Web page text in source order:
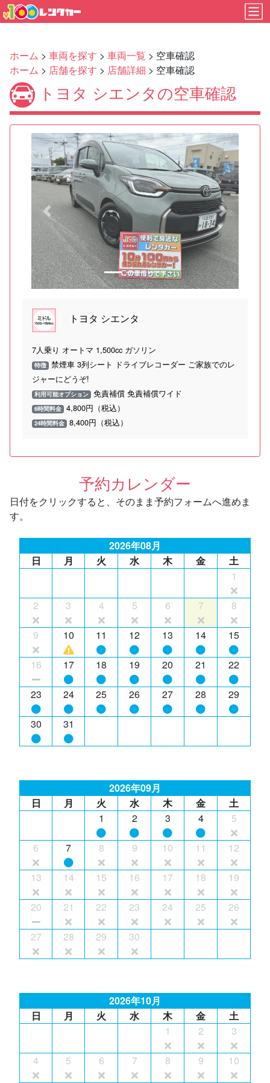
ホーム > 車両を探す > 車両一覧 > 空車確認
ホーム > 店舗を探す > 店舗詳細 > 空車確認
トヨタ シエンタの空車確認
Previous Next
トヨタ シエンタ
7人乗り オートマ 1,500cc ガソリン
特徴 禁煙車 3列シート ドライブレコーダー ご家族でのレ
ジャーにどうぞ!
利用可能オプション 免責補償 免責補償ワイド
6時間料金 4,800円（税込）
24時間料金 8,400円（税込）
予約カレンダー
日付をクリックすると、そのまま予約フォームへ進めま
す。
2026年08月
日
月 火 水 木 金
土
1
2 3 4 5 6 7 8
9 10 11 12 13 14 15
16 17 18 19 20 21 22
23 24 25 26 27 28 29
30 31
2026年09月
日
月 火 水 木 金
土
1
2 3 4 5
6 7 8 9 10 11 12
13 14 15 16 17 18 19
20 21 22 23 24 25 26
27 28 29 30
2026年10月
日
月 火 水 木 金
土
1
2 3
4 5 6 7 8 9 10